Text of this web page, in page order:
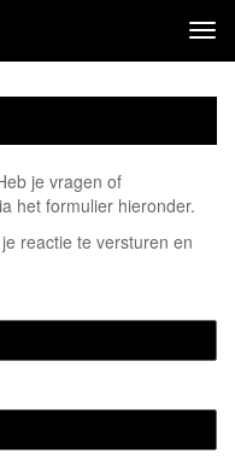
je vragen of
het formulier hieronder.
reactie te versturen en